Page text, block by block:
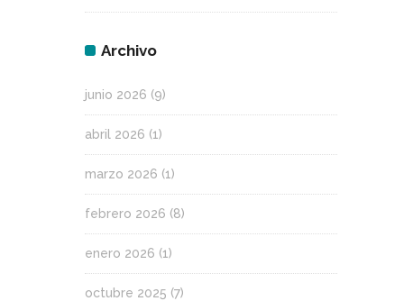
Archivo
junio 2026 (9)
abril 2026 (1)
marzo 2026 (1)
febrero 2026 (8)
enero 2026 (1)
octubre 2025 (7)